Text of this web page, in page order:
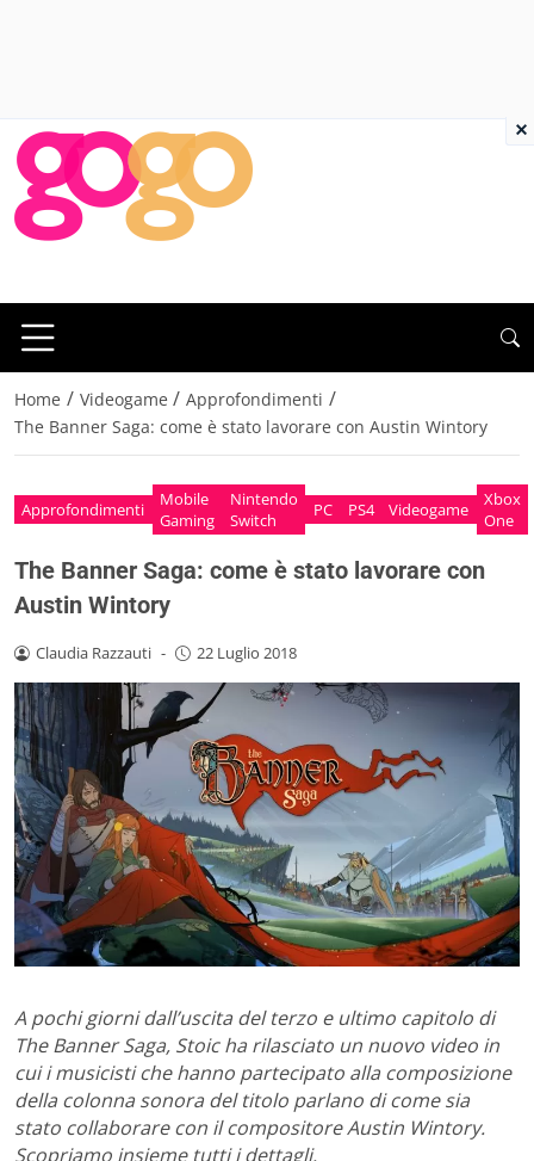
Home / Videogame / Approfondimenti /
The Banner Saga: come è stato lavorare con Austin Wintory
Approfondimenti
Mobile
Gaming
Nintendo
Switch
PC PS4 Videogame
Xbox
One
The Banner Saga: come è stato lavorare con
Austin Wintory
Claudia Razzauti - 22 Luglio 2018
A pochi giorni dall’uscita del terzo e ultimo capitolo di
The Banner Saga, Stoic ha rilasciato un nuovo video in
cui i musicisti che hanno partecipato alla composizione
della colonna sonora del titolo parlano di come sia
stato collaborare con il compositore Austin Wintory.
Scopriamo insieme tutti i dettagli.
×